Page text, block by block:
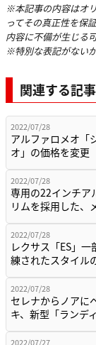
※本記事の内容はオ
ってその真正性を保
内容に不備が生じる
※特別な表記がない
関連する記事
2022/07/28
アルファロメオ「
オ」の価格を変更
2022/07/28
専用の22インチア
リムを採用した、
2022/07/28
レクサス「ES」
練されたスタイル
2022/07/28
セレナからノアに
キ、新型「ランデ
2022/07/27